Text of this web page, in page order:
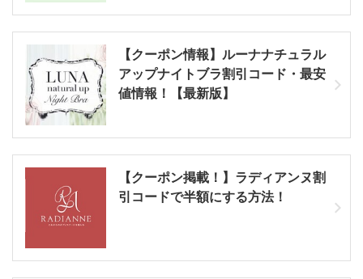
【クーポン情報】ルーナナチュラル
アップナイトブラ割引コード・最安
値情報！【最新版】
【クーポン掲載！】ラディアンヌ割
引コードで半額にする方法！